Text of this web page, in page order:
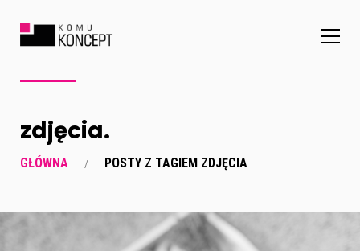
zdjęcia.
GŁÓWNA POSTY Z TAGIEM ZDJĘCIA